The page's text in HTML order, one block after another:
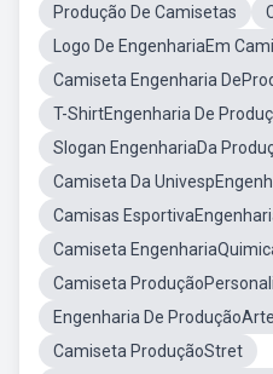
Produção De Camisetas
Logo De EngenhariaEm
Camiseta Engenharia
T-ShirtEngenharia De
Slogan EngenhariaDa
Camiseta Da
Camisas
Camiseta
Camiseta
Engenharia De
Camiseta ProduçãoStret